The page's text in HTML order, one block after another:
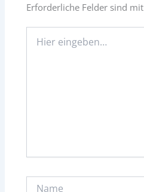
Erforderliche Felder sind mit
eingeben…